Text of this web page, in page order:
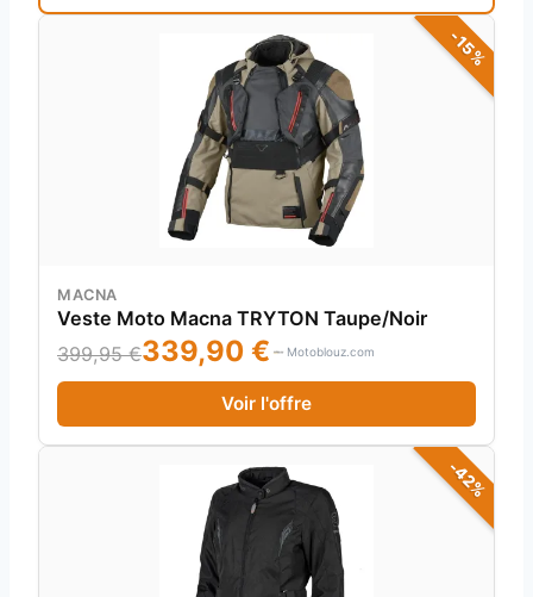
-15%
MACNA
Veste Moto Macna TRYTON Taupe/Noir
399,95 €339,90 € Motoblouz.com
Voir l'offre
-42%